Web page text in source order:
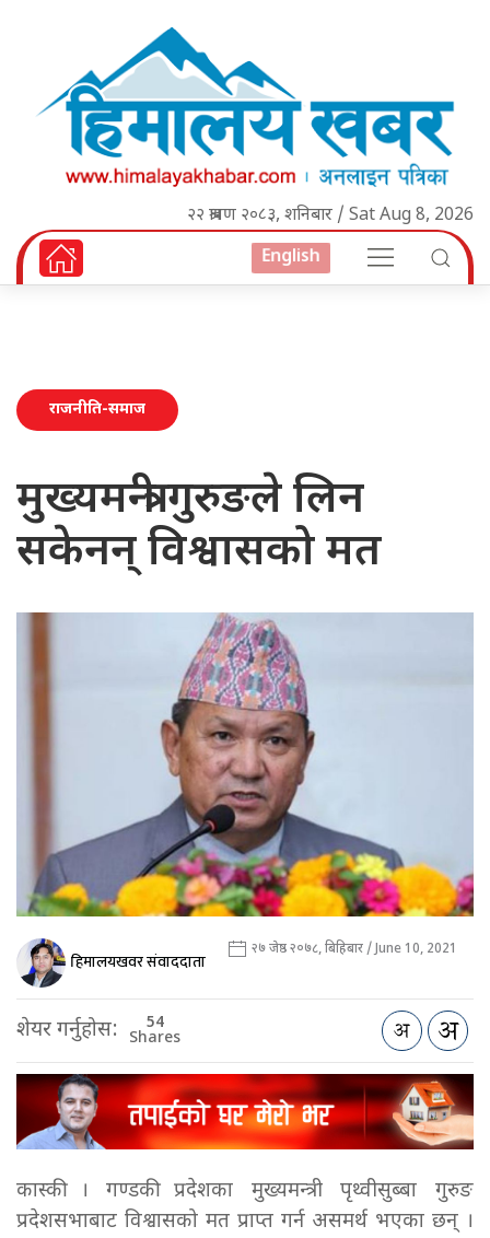
२२ श्रावण २०८३, शनिबार / Sat Aug 8, 2026
English
राजनीति-समाज
मुख्यमन्त्री गुरुङले लिन
सकेनन् विश्वासको मत
हिमालयखवर संवाददाता २७ जेष्ठ २०७८, बिहिबार / June 10, 2021
शेयर गर्नुहोस: 54
Shares
कास्की । गण्डकी प्रदेशका मुख्यमन्त्री पृथ्वीसुब्बा गुरुङ
प्रदेशसभाबाट विश्वासको मत प्राप्त गर्न असमर्थ भएका छन् ।